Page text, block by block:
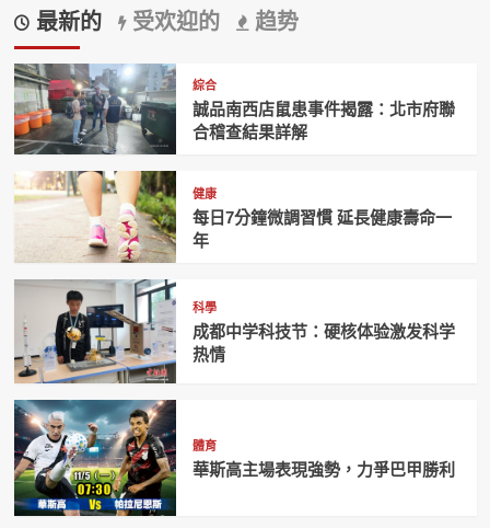
最新的 受欢迎的 趋势
綜合
誠品南西店鼠患事件揭露：北市府聯
合稽查結果詳解
健康
每日7分鐘微調習慣 延長健康壽命一
年
科學
成都中学科技节：硬核体验激发科学
热情
體育
華斯高主場表現強勢，力爭巴甲勝利